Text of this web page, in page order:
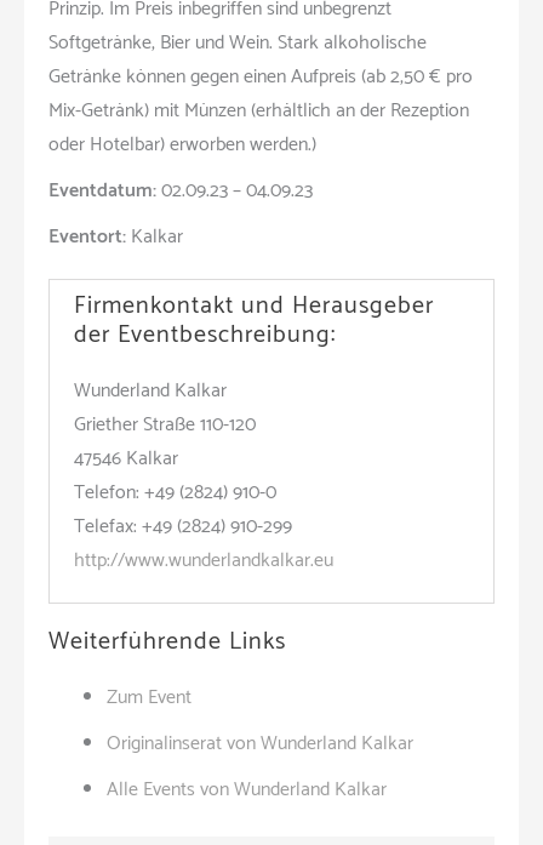
Prinzip. Im Preis inbegriffen sind unbegrenzt
Softgetränke, Bier und Wein. Stark alkoholische
Getränke können gegen einen Aufpreis (ab 2,50 € pro
Mix-Getränk) mit Münzen (erhältlich an der Rezeption
oder Hotelbar) erworben werden.)
Eventdatum:02.09.23 – 04.09.23
Eventort:Kalkar
Firmenkontakt und Herausgeber
der Eventbeschreibung:
Wunderland Kalkar
Griether Straße 110-120
47546 Kalkar
Telefon: +49 (2824) 910-0
Telefax: +49 (2824) 910-299
http://www.wunderlandkalkar.eu
Weiterführende Links
Zum Event
Originalinserat von Wunderland Kalkar
Alle Events von Wunderland Kalkar